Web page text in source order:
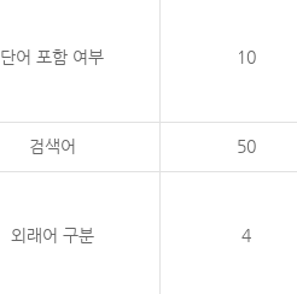
단어 포함 여부 10
검색어 50
외래어 구분 4